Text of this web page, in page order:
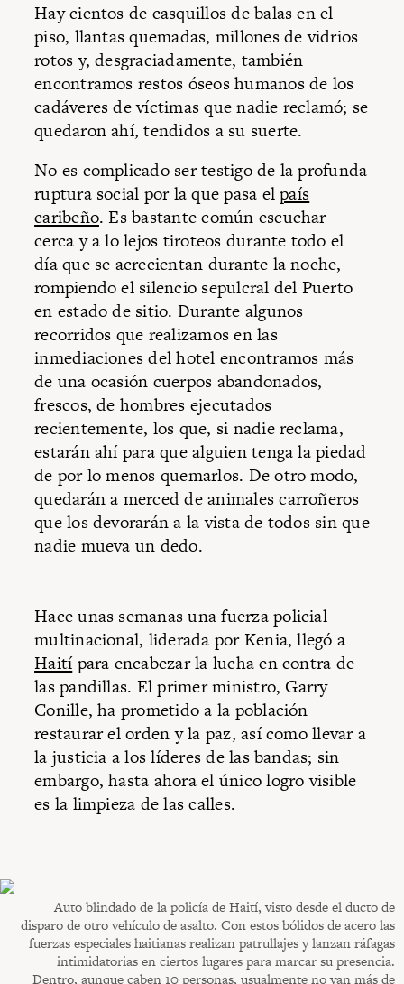
Hay cientos de casquillos de balas en el
piso, llantas quemadas, millones de vidrios
rotos y, desgraciadamente, también
encontramos restos óseos humanos de los
cadáveres de víctimas que nadie reclamó; se
quedaron ahí, tendidos a su suerte.
No es complicado ser testigo de la profunda
ruptura social por la que pasa elpaís
caribeño. Es bastante común escuchar
cerca y a lo lejos tiroteos durante todo el
día que se acrecientan durante la noche,
rompiendo el silencio sepulcral del Puerto
en estado de sitio. Durante algunos
recorridos que realizamos en las
inmediaciones del hotel encontramos más
de una ocasión cuerpos abandonados,
frescos, de hombres ejecutados
recientemente, los que, si nadie reclama,
estarán ahí para que alguien tenga la piedad
de por lo menos quemarlos. De otro modo,
quedarán a merced de animales carroñeros
que los devorarán a la vista de todos sin que
nadie mueva un dedo.
Hace unas semanas una fuerza policial
multinacional, liderada por Kenia, llegó a
Haitípara encabezar la lucha en contra de
las pandillas. El primer ministro, Garry
Conille, ha prometido a la población
restaurar el orden y la paz, así como llevar a
la justicia a los líderes de las bandas; sin
embargo, hasta ahora el único logro visible
es la limpieza de las calles.
Auto blindado de la policía de Haití, visto desde el ducto de
disparo de otro vehículo de asalto. Con estos bólidos de acero las
fuerzas especiales haitianas realizan patrullajes y lanzan ráfagas
intimidatorias en ciertos lugares para marcar su presencia.
Dentro, aunque caben 10 personas, usualmente no van más de